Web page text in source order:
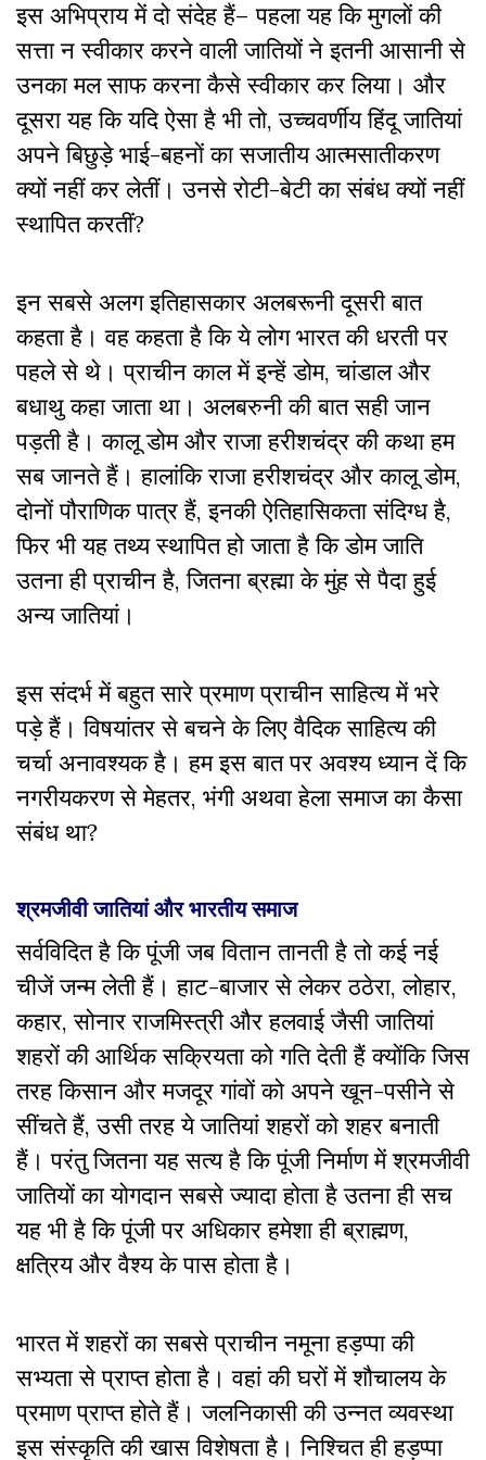
इस अभिप्राय में दो संदेह हैं– पहला यह कि मुगलों की
सत्ता न स्वीकार करने वाली जातियों ने इतनी आसानी से
उनका मल साफ करना कैसे स्वीकार कर लिया। और
दूसरा यह कि यदि ऐसा है भी तो, उच्चवर्णीय हिंदू जातियां
अपने बिछुड़े भाई-बहनों का सजातीय आत्मसातीकरण
क्यों नहीं कर लेतीं। उनसे रोटी-बेटी का संबंध क्यों नहीं
स्थापित करतीं?
इन सबसे अलग इतिहासकार अलबरूनी दूसरी बात
कहता है। वह कहता है कि ये लोग भारत की धरती पर
पहले से थे। प्राचीन काल में इन्हें डोम, चांडाल और
बधाथु कहा जाता था। अलबरुनी की बात सही जान
पड़ती है। कालू डोम और राजा हरीशचंद्र की कथा हम
सब जानते हैं। हालांकि राजा हरीशचंद्र और कालू डोम,
दोनों पौराणिक पात्र हैं, इनकी ऐतिहासिकता संदिग्ध है,
फिर भी यह तथ्य स्थापित हो जाता है कि डोम जाति
उतना ही प्राचीन है, जितना ब्रह्मा के मुंह से पैदा हुई
अन्य जातियां।
इस संदर्भ में बहुत सारे प्रमाण प्राचीन साहित्य में भरे
पड़े हैं। विषयांतर से बचने के लिए वैदिक साहित्य की
चर्चा अनावश्यक है। हम इस बात पर अवश्य ध्यान दें कि
नगरीयकरण से मेहतर, भंगी अथवा हेला समाज का कैसा
संबंध था?
श्रमजीवी जातियां और भारतीय समाज
सर्वविदित है कि पूंजी जब वितान तानती है तो कई नई
चीजें जन्म लेती हैं। हाट-बाजार से लेकर ठठेरा, लोहार,
कहार, सोनार राजमिस्त्री और हलवाई जैसी जातियां
शहरों की आर्थिक सक्रियता को गति देती हैं क्योंकि जिस
तरह किसान और मजदूर गांवों को अपने खून-पसीने से
सींचते हैं, उसी तरह ये जातियां शहरों को शहर बनाती
हैं। परंतु जितना यह सत्य है कि पूंजी निर्माण में श्रमजीवी
जातियों का योगदान सबसे ज्यादा होता है उतना ही सच
यह भी है कि पूंजी पर अधिकार हमेशा ही ब्राह्मण,
क्षत्रिय और वैश्य के पास होता है।
भारत में शहरों का सबसे प्राचीन नमूना हड़प्पा की
सभ्यता से प्राप्त होता है। वहां की घरों में शौचालय के
प्रमाण प्राप्त होते हैं। जलनिकासी की उन्नत व्यवस्था
इस संस्कृति की खास विशेषता है। निश्चित ही हड़प्पा